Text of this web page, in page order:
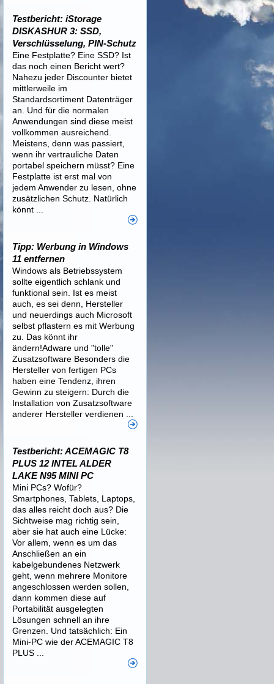
Testbericht: iStorage
DISKASHUR 3: SSD,
Verschlüsselung, PIN-Schutz
Eine Festplatte? Eine SSD? Ist
das noch einen Bericht wert?
Nahezu jeder Discounter bietet
mittlerweile im
Standardsortiment Datenträger
an. Und für die normalen
Anwendungen sind diese meist
vollkommen ausreichend.
Meistens, denn was passiert,
wenn ihr vertrauliche Daten
portabel speichern müsst? Eine
Festplatte ist erst mal von
jedem Anwender zu lesen, ohne
zusätzlichen Schutz. Natürlich
könnt ...
Tipp: Werbung in Windows
11 entfernen
Windows als Betriebssystem
sollte eigentlich schlank und
funktional sein. Ist es meist
auch, es sei denn, Hersteller
und neuerdings auch Microsoft
selbst pflastern es mit Werbung
zu. Das könnt ihr
ändern!Adware und "tolle"
Zusatzsoftware Besonders die
Hersteller von fertigen PCs
haben eine Tendenz, ihren
Gewinn zu steigern: Durch die
Installation von Zusatzsoftware
anderer Hersteller verdienen ...
Testbericht: ACEMAGIC T8
PLUS 12 INTEL ALDER
LAKE N95 MINI PC
Mini PCs? Wofür?
Smartphones, Tablets, Laptops,
das alles reicht doch aus? Die
Sichtweise mag richtig sein,
aber sie hat auch eine Lücke:
Vor allem, wenn es um das
Anschließen an ein
kabelgebundenes Netzwerk
geht, wenn mehrere Monitore
angeschlossen werden sollen,
dann kommen diese auf
Portabilität ausgelegten
Lösungen schnell an ihre
Grenzen. Und tatsächlich: Ein
Mini-PC wie der ACEMAGIC T8
PLUS ...